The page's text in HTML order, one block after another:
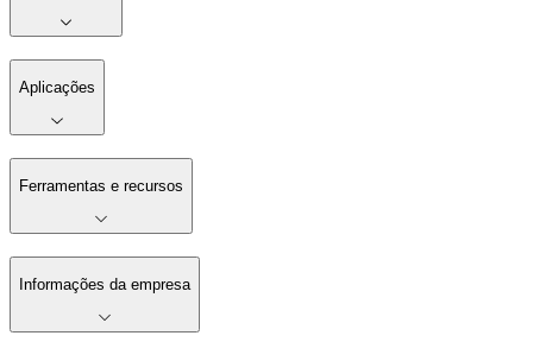
Aplicações
Ferramentas e recursos
Informações da empresa